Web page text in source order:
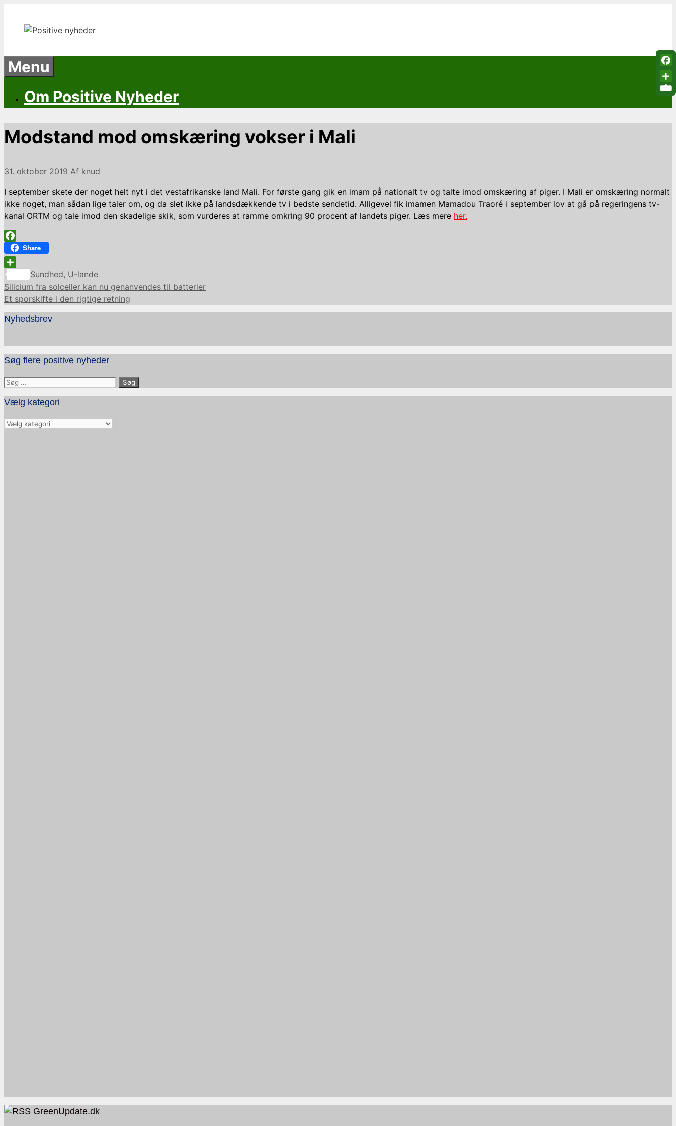
indhold
Menu
Om Positive Nyheder
Modstand mod omskæring vokser i Mali
31. oktober 2019 Af knud
I september skete der noget helt nyt i det vestafrikanske land Mali. For første gang gik en imam på nationalt tv og talte imod omskæring af piger. I Mali er omskæring normalt
ikke noget, man sådan lige taler om, og da slet ikke på landsdækkende tv i bedste sendetid. Alligevel fik imamen Mamadou Traoré i september lov at gå på regeringens tv-
kanal ORTM og tale imod den skadelige skik, som vurderes at ramme omkring 90 procent af landets piger. Læs mere her.
Facebook
Share
Share
Kategorier
Sundhed, U-lande
Silicium fra solceller kan nu genanvendes til batterier
Et sporskifte i den rigtige retning
Nyhedsbrev
Søg flere positive nyheder
Søg
efter:
Vælg kategori
Vælg
GreenUpdate.dk